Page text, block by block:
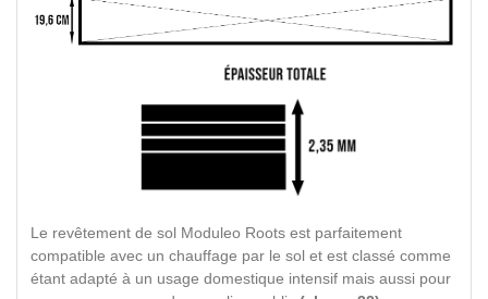
Le revêtement de sol Moduleo Roots est parfaitement
compatible avec un chauffage par le sol et est classé comme
étant adapté à un usage domestique intensif mais aussi pour